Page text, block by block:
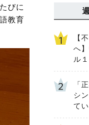
びに
教育
【
へ
ル
わ
出
「
シ
て
編】